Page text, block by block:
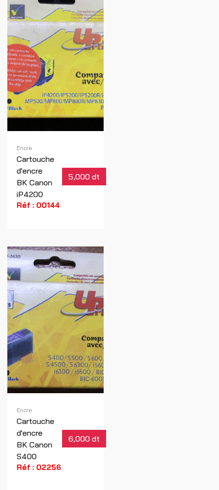
Encre
Cartouche
d'encre
BK Canon
iP4200
5,000 dt
Réf : 00144
Encre
Cartouche
d'encre
BK Canon
S400
6,000 dt
Réf : 02256